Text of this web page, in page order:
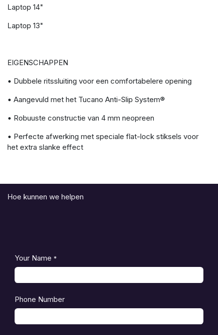
Laptop 14"
Laptop 13"
EIGENSCHAPPEN
• Dubbele ritssluiting voor een comfortabelere opening
• Aangevuld met het Tucano Anti-Slip System®
• Robuuste constructie van 4 mm neopreen
• Perfecte afwerking met speciale flat-lock stiksels voor
het extra slanke effect
Hoe kunnen we helpen
Your Name *
Phone Number